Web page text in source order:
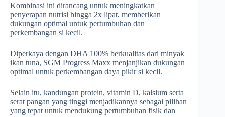
Kombinasi ini dirancang untuk meningkatkan
penyerapan nutrisi hingga 2x lipat, memberikan
dukungan optimal untuk pertumbuhan dan
perkembangan si kecil.
Diperkaya dengan DHA 100% berkualitas dari minyak
ikan tuna, SGM Progress Maxx menjanjikan dukungan
optimal untuk perkembangan daya pikir si kecil.
Selain itu, kandungan protein, vitamin D, kalsium serta
serat pangan yang tinggi menjadikannya sebagai pilihan
yang tepat untuk mendukung pertumbuhan fisik dan